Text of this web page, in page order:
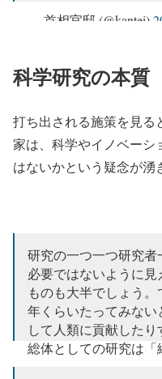
— 首相官邸 (@kantei)
科学研究の本質
打ち出される施策を見る
家は、科学やイノベーシ
はないかという疑念が湧
研究の一つ一つ研究
必要ではないように
ものも大半でしょう
年くらいたってみない
して人類に貢献した
総体としての研究は「